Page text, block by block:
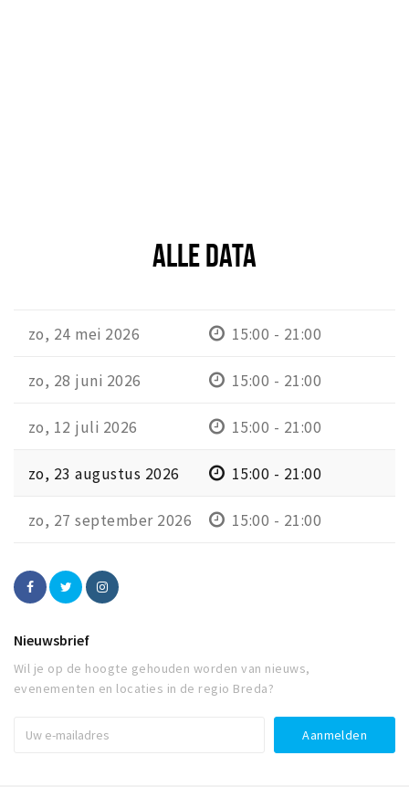
ALLE DATA
zo, 24 mei 2026 15:00 - 21:00
zo, 28 juni 2026 15:00 - 21:00
zo, 12 juli 2026 15:00 - 21:00
zo, 23 augustus 2026 15:00 - 21:00
zo, 27 september 2026 15:00 - 21:00
Nieuwsbrief
Wil je op de hoogte gehouden worden van nieuws,
evenementen en locaties in de regio Breda?